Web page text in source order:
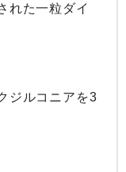
れた一粒ダイ
ジルコニアを3